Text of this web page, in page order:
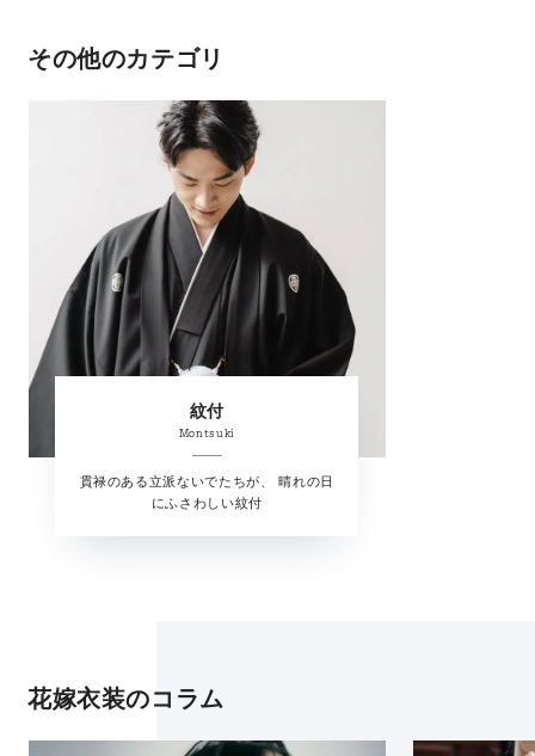
その他のカテゴリ
紋付
Montsuki
貫禄のある立派ないでたちが、 晴れの日
にふさわしい紋付
花嫁衣装のコラム